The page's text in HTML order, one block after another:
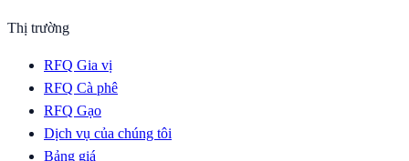
Thị trường
RFQ Gia vị
RFQ Cà phê
RFQ Gạo
Dịch vụ của chúng tôi
Bảng giá